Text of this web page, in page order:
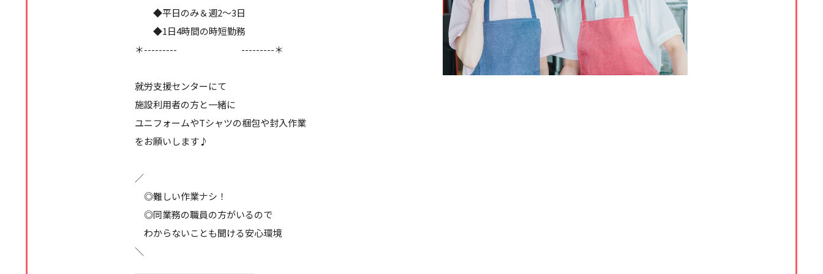
◆平日のみ＆週2～3日
◆1日4時間の時短勤務
＊--------- ---------＊
就労支援センターにて
施設利用者の方と一緒に
ユニフォームやTシャツの梱包や封入作業
をお願いします♪
／
◎難しい作業ナシ！
◎同業務の職員の方がいるので
わからないことも聞ける安心環境
＼